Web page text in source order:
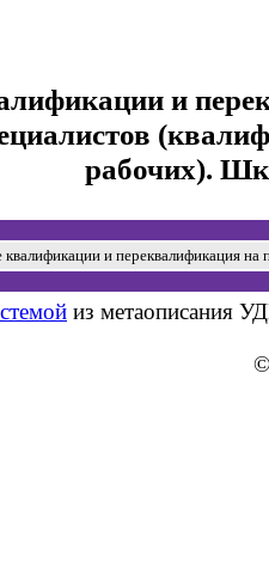
и
рабочих).
и переквалификация на
из метаописания